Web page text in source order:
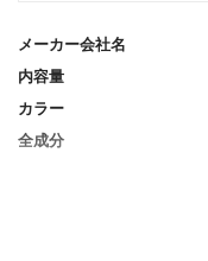
メーカー会社名
内容量
カラー
全成分